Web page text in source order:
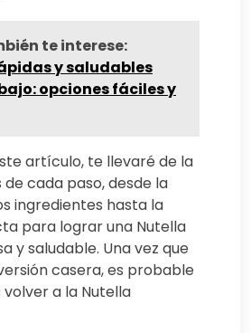
te interese:
y saludables
opciones fáciles y
artículo, te llevaré de la
cada paso, desde la
ingredientes hasta la
para lograr una Nutella
y saludable. Una vez que
casera, es probable
volver a la Nutella